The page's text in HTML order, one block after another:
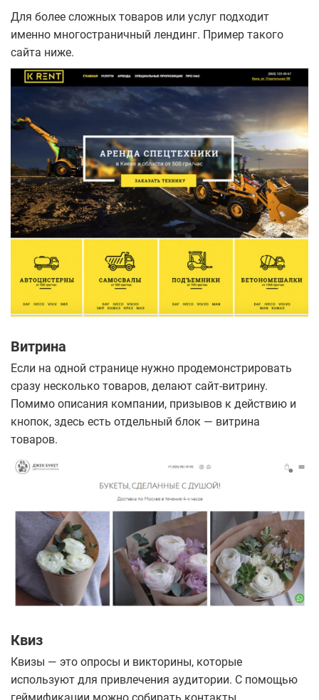
Для более сложных товаров или услуг подходит
именно многостраничный лендинг. Пример такого
сайта ниже.
Витрина
Если на одной странице нужно продемонстрировать
сразу несколько товаров, делают сайт-витрину.
Помимо описания компании, призывов к действию и
кнопок, здесь есть отдельный блок — витрина
товаров.
Квиз
Квизы — это опросы и викторины, которые
используют для привлечения аудитории. С помощью